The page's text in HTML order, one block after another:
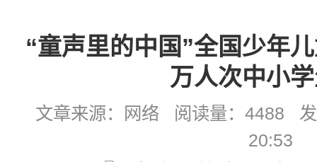
“童声里的中国”全国少年
万人次中小
文章来源：网络 阅读量：4488
20:53